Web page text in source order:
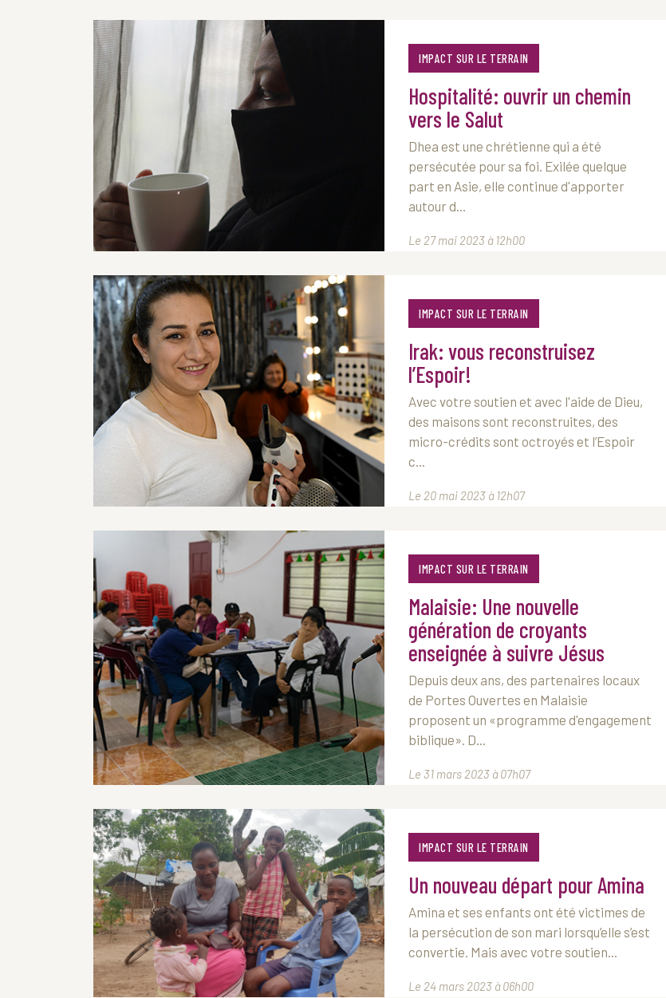
IMPACT SUR LE TERRAIN
Hospitalité: ouvrir un chemin
vers le Salut
Dhea est une chrétienne qui a été
persécutée pour sa foi. Exilée quelque
part en Asie, elle continue d'apporter
autour d...
Le 27 mai 2023 à 12h00
IMPACT SUR LE TERRAIN
Irak: vous reconstruisez
l’Espoir!
Avec votre soutien et avec l'aide de Dieu,
des maisons sont reconstruites, des
micro-crédits sont octroyés et l’Espoir
c...
Le 20 mai 2023 à 12h07
IMPACT SUR LE TERRAIN
Malaisie: Une nouvelle
génération de croyants
enseignée à suivre Jésus
Depuis deux ans, des partenaires locaux
de Portes Ouvertes en Malaisie
proposent un «programme d'engagement
biblique». D...
Le 31 mars 2023 à 07h07
IMPACT SUR LE TERRAIN
Un nouveau départ pour Amina
Amina et ses enfants ont été victimes de
la persécution de son mari lorsqu’elle s’est
convertie. Mais avec votre soutien...
Le 24 mars 2023 à 06h00